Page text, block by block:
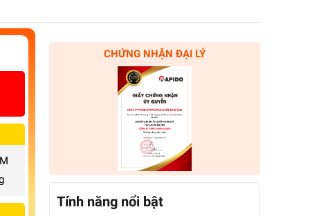
CHỨNG NHẬN ĐẠI LÝ
Tính năng nổi bật